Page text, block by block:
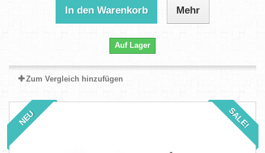
In den Warenkorb Mehr
Auf Lager
Zum Vergleich hinzufügen
NEU SALE!